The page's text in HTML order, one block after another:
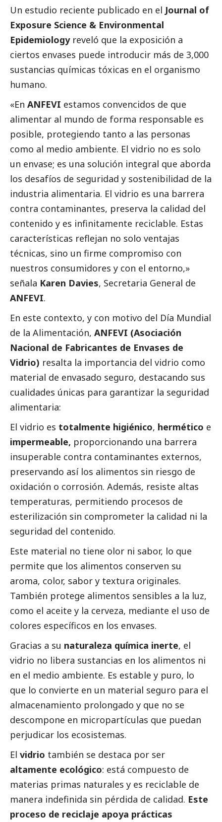
Un estudio reciente publicado en el Journal of
Exposure Science & Environmental
Epidemiologyreveló que la exposición a
ciertos envases puede introducir más de 3,000
sustancias químicas tóxicas en el organismo
humano.
«En ANFEVI estamos convencidos de que
alimentar al mundo de forma responsable es
posible, protegiendo tanto a las personas
como al medio ambiente. El vidrio no es solo
un envase; es una solución integral que aborda
los desafíos de seguridad y sostenibilidad de la
industria alimentaria. El vidrio es una barrera
contra contaminantes, preserva la calidad del
contenido y es infinitamente reciclable. Estas
características reflejan no solo ventajas
técnicas, sino un firme compromiso con
nuestros consumidores y con el entorno,»
señala Karen Davies, Secretaria General de
ANFEVI.
En este contexto, y con motivo del Día Mundial
de la Alimentación, ANFEVI (Asociación
Nacional de Fabricantes de Envases de
Vidrio) resalta la importancia del vidrio como
material de envasado seguro, destacando sus
cualidades únicas para garantizar la seguridad
alimentaria:
El vidrio es totalmente higiénico, hermético e
impermeable, proporcionando una barrera
insuperable contra contaminantes externos,
preservando así los alimentos sin riesgo de
oxidación o corrosión. Además, resiste altas
temperaturas, permitiendo procesos de
esterilización sin comprometer la calidad ni la
seguridad del contenido.
Este material no tiene olor ni sabor, lo que
permite que los alimentos conserven su
aroma, color, sabor y textura originales.
También protege alimentos sensibles a la luz,
como el aceite y la cerveza, mediante el uso de
colores específicos en los envases.
Gracias a su naturaleza química inerte, el
vidrio no libera sustancias en los alimentos ni
en el medio ambiente. Es estable y puro, lo
que lo convierte en un material seguro para el
almacenamiento prolongado y que no se
descompone en micropartículas que puedan
perjudicar los ecosistemas.
El vidrio también se destaca por ser
altamente ecológico: está compuesto de
materias primas naturales y es reciclable de
manera indefinida sin pérdida de calidad. Este
proceso de reciclaje apoya prácticas